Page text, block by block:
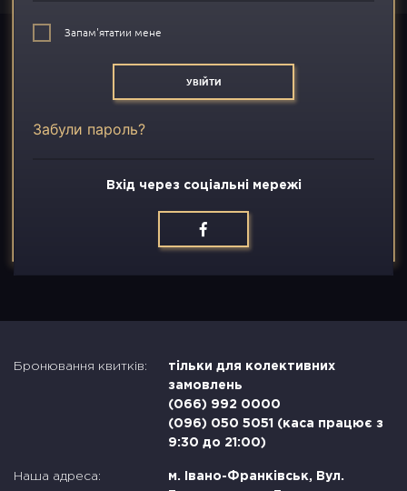
Контакти
Запам'ятатии мене
УВІЙТИ
Забули пароль?
Вхід через соціальні мережі
Бронювання квитків:
тільки для колективних
замовлень
(066) 992 0000
(096) 050 5051 (каса працює з
9:30 до 21:00)
Наша адреса:
м. Івано-Франківськ, Вул.